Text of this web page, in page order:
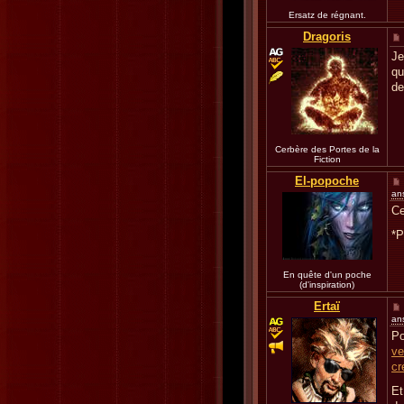
Ersatz de régnant.
Dragoris
Cerbère des Portes de la
Fiction
El-popoche
En quête d'un poche
(d'inspiration)
Ertaï